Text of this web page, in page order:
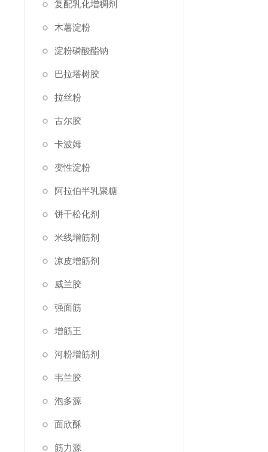
复配乳化增稠剂
木薯淀粉
淀粉磷酸酯钠
巴拉塔树胶
拉丝粉
古尔胶
卡波姆
变性淀粉
阿拉伯半乳聚糖
饼干松化剂
米线增筋剂
凉皮增筋剂
威兰胶
强面筋
增筋王
河粉增筋剂
韦兰胶
泡多源
面欣酥
筋力源